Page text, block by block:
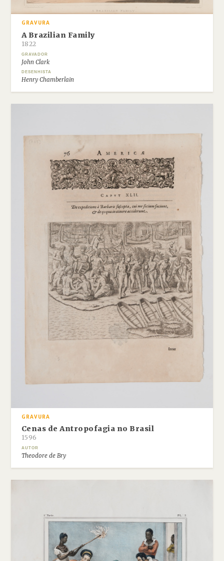
GRAVURA
A Brazilian Family
1822
GRAVADOR
John Clark
DESENHISTA
Henry Chamberlain
GRAVURA
Cenas de Antropofagia no Brasil
1596
AUTOR
Theodore de Bry